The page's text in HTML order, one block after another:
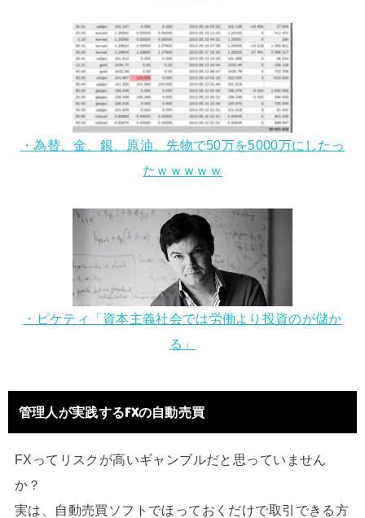
・為替、金、銀、原油、先物で50万を5000万にしたっ
たｗｗｗｗｗ
・ピケティ「資本主義社会では労働より投資のが儲か
る」
管理人が実践するFXの自動売買
FXってリスクが高いギャンブルだと思っていません
か？
実は、自動売買ソフトでほっておくだけで取引できる方